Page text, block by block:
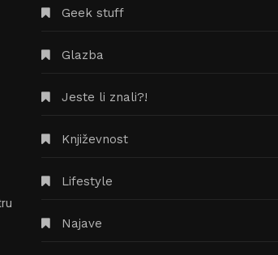
Geek stuff
Glazba
Jeste li znali?!
Književnost
Lifestyle
Najave
Časopis The Split Mind traži